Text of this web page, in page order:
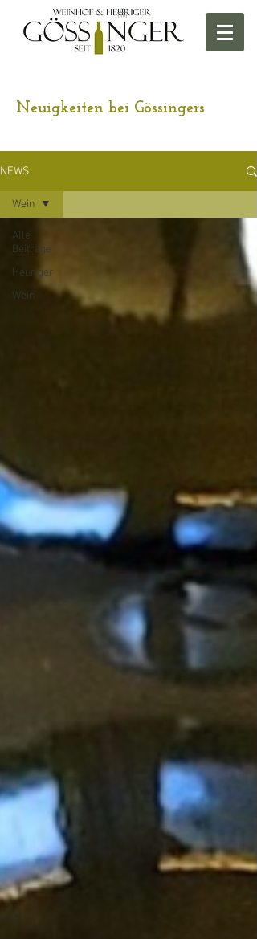
Neuigkeiten bei Gössingers
NEWS
Alle
Beiträge
Heuriger
Wein
Wein